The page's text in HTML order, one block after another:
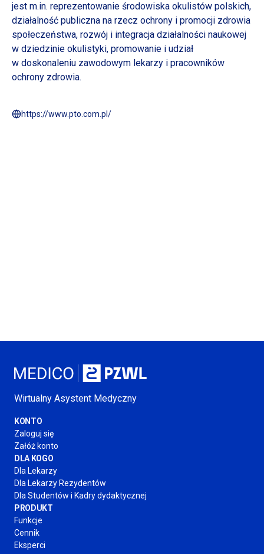
jest m.in. reprezentowanie środowiska okulistów polskich,
działalność publiczna na rzecz ochrony i promocji zdrowia
społeczeństwa, rozwój i integracja działalności naukowej
w dziedzinie okulistyki, promowanie i udział
w doskonaleniu zawodowym lekarzy i pracowników
ochrony zdrowia.
https://www.pto.com.pl/
Wirtualny Asystent Medyczny
KONTO
Zaloguj się
Załóż konto
DLA KOGO
Dla Lekarzy
Dla Lekarzy Rezydentów
Dla Studentów i Kadrydydaktycznej
PRODUKT
Funkcje
Cennik
Eksperci